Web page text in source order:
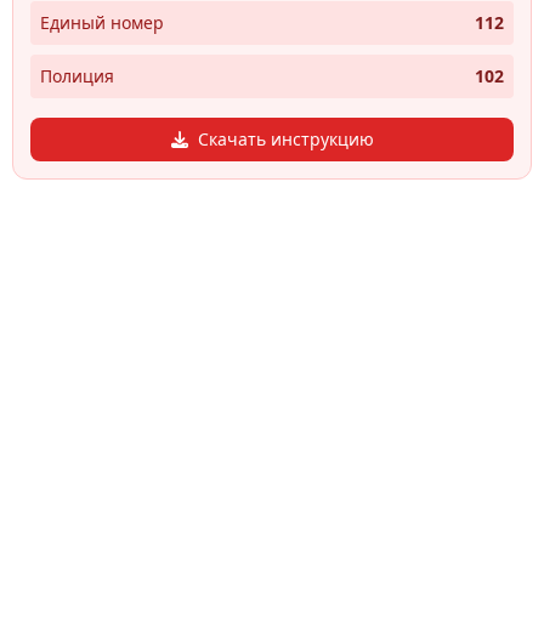
Единый номер 112
Полиция 102
Скачать инструкцию